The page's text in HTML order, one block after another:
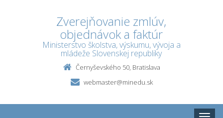
Zverejňovanie zmlúv,
objednávok a faktúr
Ministerstvo školstva, výskumu, vývoja a
mládeže Slovenskej republiky
Černyševského 50, Bratislava
webmaster@minedu.sk